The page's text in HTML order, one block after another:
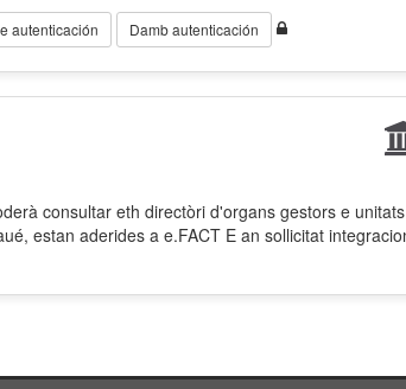
autenticación Damb autenticación
consultar eth directòri d'organs gestors e unitats
estan aderides a e.FACT E an sollicitat